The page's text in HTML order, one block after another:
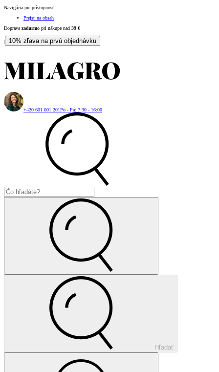
Navigácia pre prístupnosť
Prejsť na obsah
Doprava zadarmo pri nákupe nad 39 €
| 10% zľava na prvú objednávku
+420 601 001 201Po - Pá: 7:30 - 16:00
Hľadať